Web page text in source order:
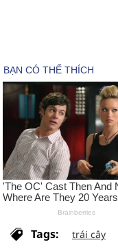
Tags: trái cây